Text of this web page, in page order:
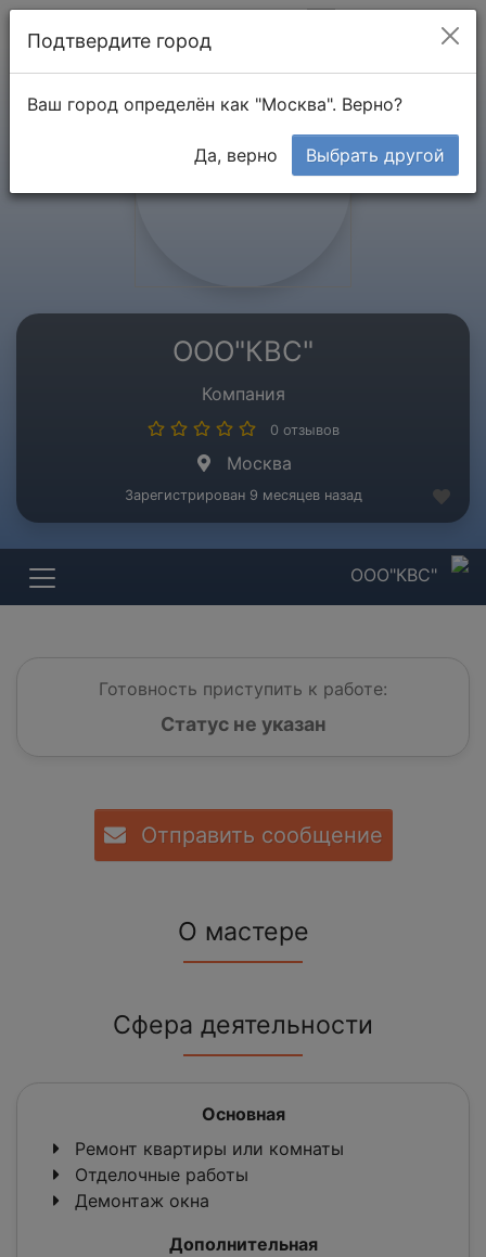
ООО"КВС"
Компания
0 отзывов
Москва
Зарегистрирован 9 месяцев назад
ООО"КВС"
Готовность приступить к работе:
Статус не указан
Отправить сообщение
О мастере
Сфера деятельности
Основная
Ремонт квартиры или комнаты
Отделочные работы
Демонтаж окна
Дополнительная
Подтвердите город
Ваш город определён как "Москва". Верно?
Да, верно Выбрать другой